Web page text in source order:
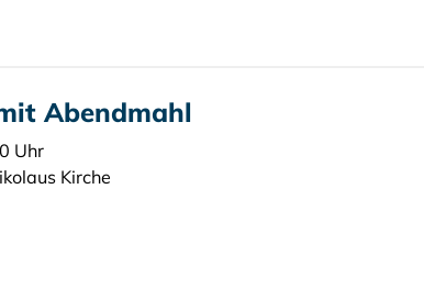
Abendmahl
Uhr
Kirche